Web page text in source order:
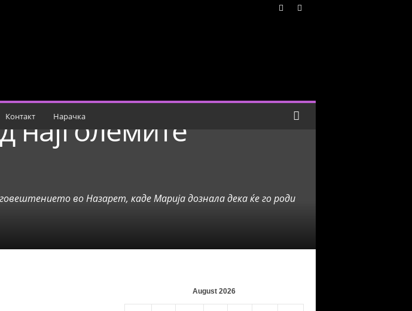
Контакт Нарачка
најголемите
во Назарет, каде Марија дознала дека ќе го роди
August 2026